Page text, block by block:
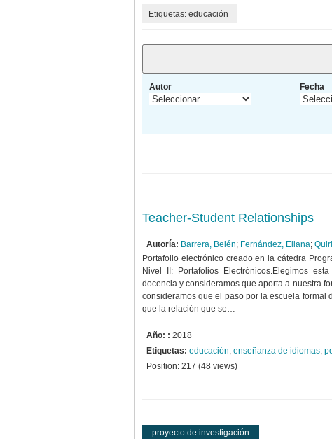
Etiquetas: educación
Autor Fecha
Teacher-Student Relationships
Autoría: Barrera, Belén; Fernández, Eliana;
Portafolio electrónico creado en la cátedra
Nivel II: Portafolios Electrónicos.Elegimos
docencia y consideramos que aporta a nuestra
consideramos que el paso por la escuela formal
que la relación que se…
Año: : 2018
Etiquetas: educación, enseñanza de idiomas,
Position: 217 (48 views)
proyecto de investigación